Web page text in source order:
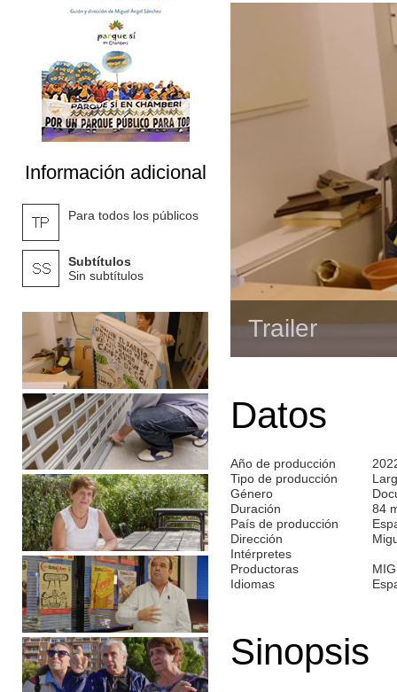
Información adicional
Para todos los públicos
Subtítulos
Sin subtítulos
Trailer
Datos
Año de producción
Tipo de producción
Género
Duración
84
País de producción
Dirección
Intérpretes
Productoras
Idiomas
Sinopsis